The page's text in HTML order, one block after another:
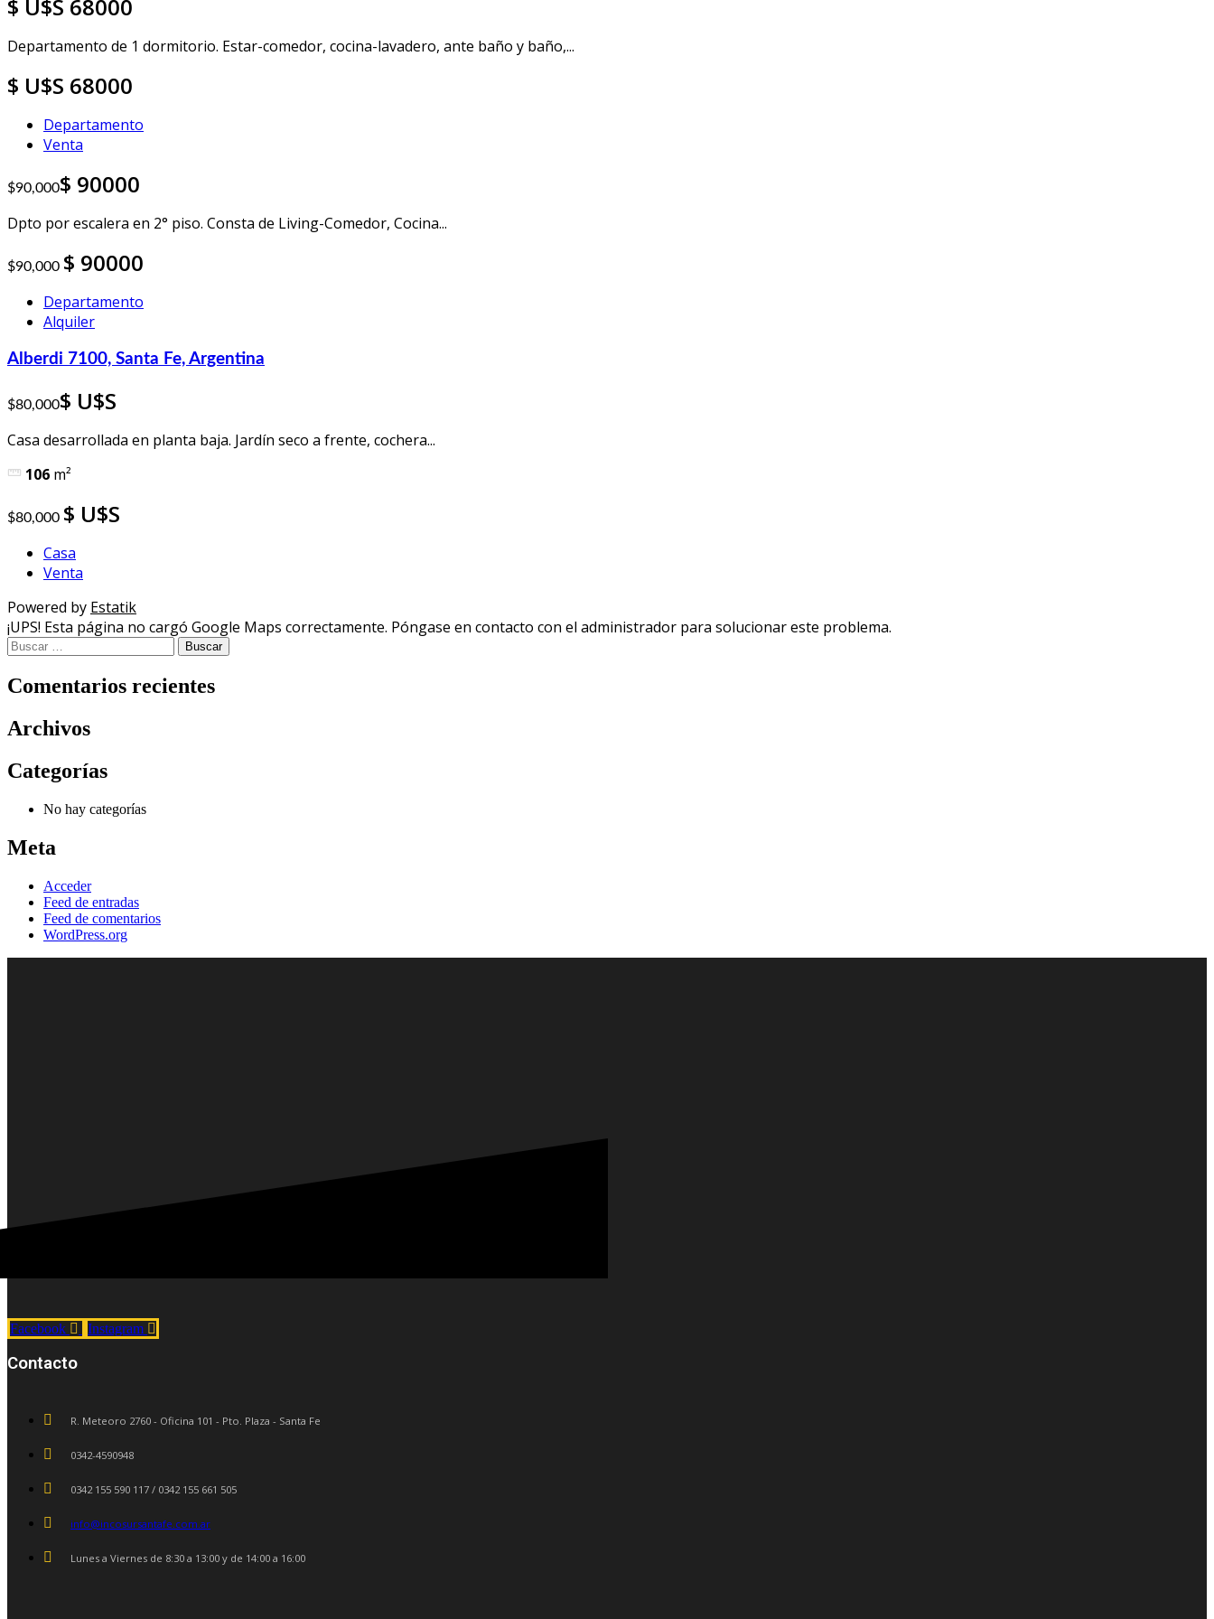
U$S 68000
Departamento de 1 dormitorio. Estar-comedor, cocina-lavadero, ante baño y baño,...
U$S 68000
Departamento
Venta
$90,000 90000
Dpto por escalera en 2° piso. Consta de Living-Comedor, Cocina...
$90,000 90000
Departamento
Alquiler
Alberdi 7100, Santa Fe, Argentina
$80,000 U$S
Casa desarrollada en planta baja. Jardín seco a frente, cochera...
106 m²
$80,000 U$S
Casa
Venta
Powered by Estatik
¡UPS! Esta página no cargó Google Maps correctamente. Póngase en contacto con el administrador para solucionar este problema.
Buscar:
Comentarios recientes
Archivos
Categorías
No hay categorías
Meta
Acceder
Feed de entradas
Feed de comentarios
WordPress.org
Facebook Instagram
Contacto
R. Meteoro 2760 - Oficina 101 - Pto. Plaza - Santa Fe
0342-4590948
0342 155 590 117 / 0342 155 661 505
info@incosursantafe.com.ar
Lunes a Viernes de 8:30 a 13:00 y de 14:00 a 16:00